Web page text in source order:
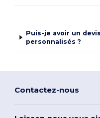
Puis-je avoir un
personnalisés ?
Contactez-nous